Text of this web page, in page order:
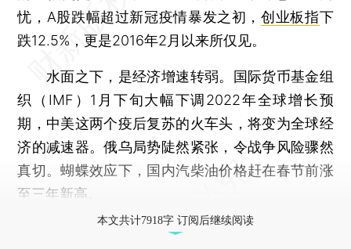
忧，A股跌幅超过新冠疫情暴发之初，创业板指下
跌12.5%，更是2016年2月以来所仅见。
水面之下，是经济增速转弱。国际货币基金组
织（IMF）1月下旬大幅下调2022年全球增长预
期，中美这两个疫后复苏的火车头，将变为全球经
济的减速器。俄乌局势陡然紧张，令战争风险骤然
真切。蝴蝶效应下，国内汽柴油价格赶在春节前涨
至三年新高。
本文共计7918字 订阅后继续阅读